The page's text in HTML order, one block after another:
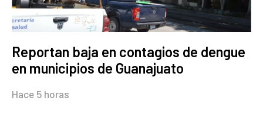
Reportan baja en contagios de dengue
en municipios de Guanajuato
Hace 5 horas